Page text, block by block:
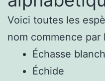
Voici toutes les
nom commence par
Échasse
Échide